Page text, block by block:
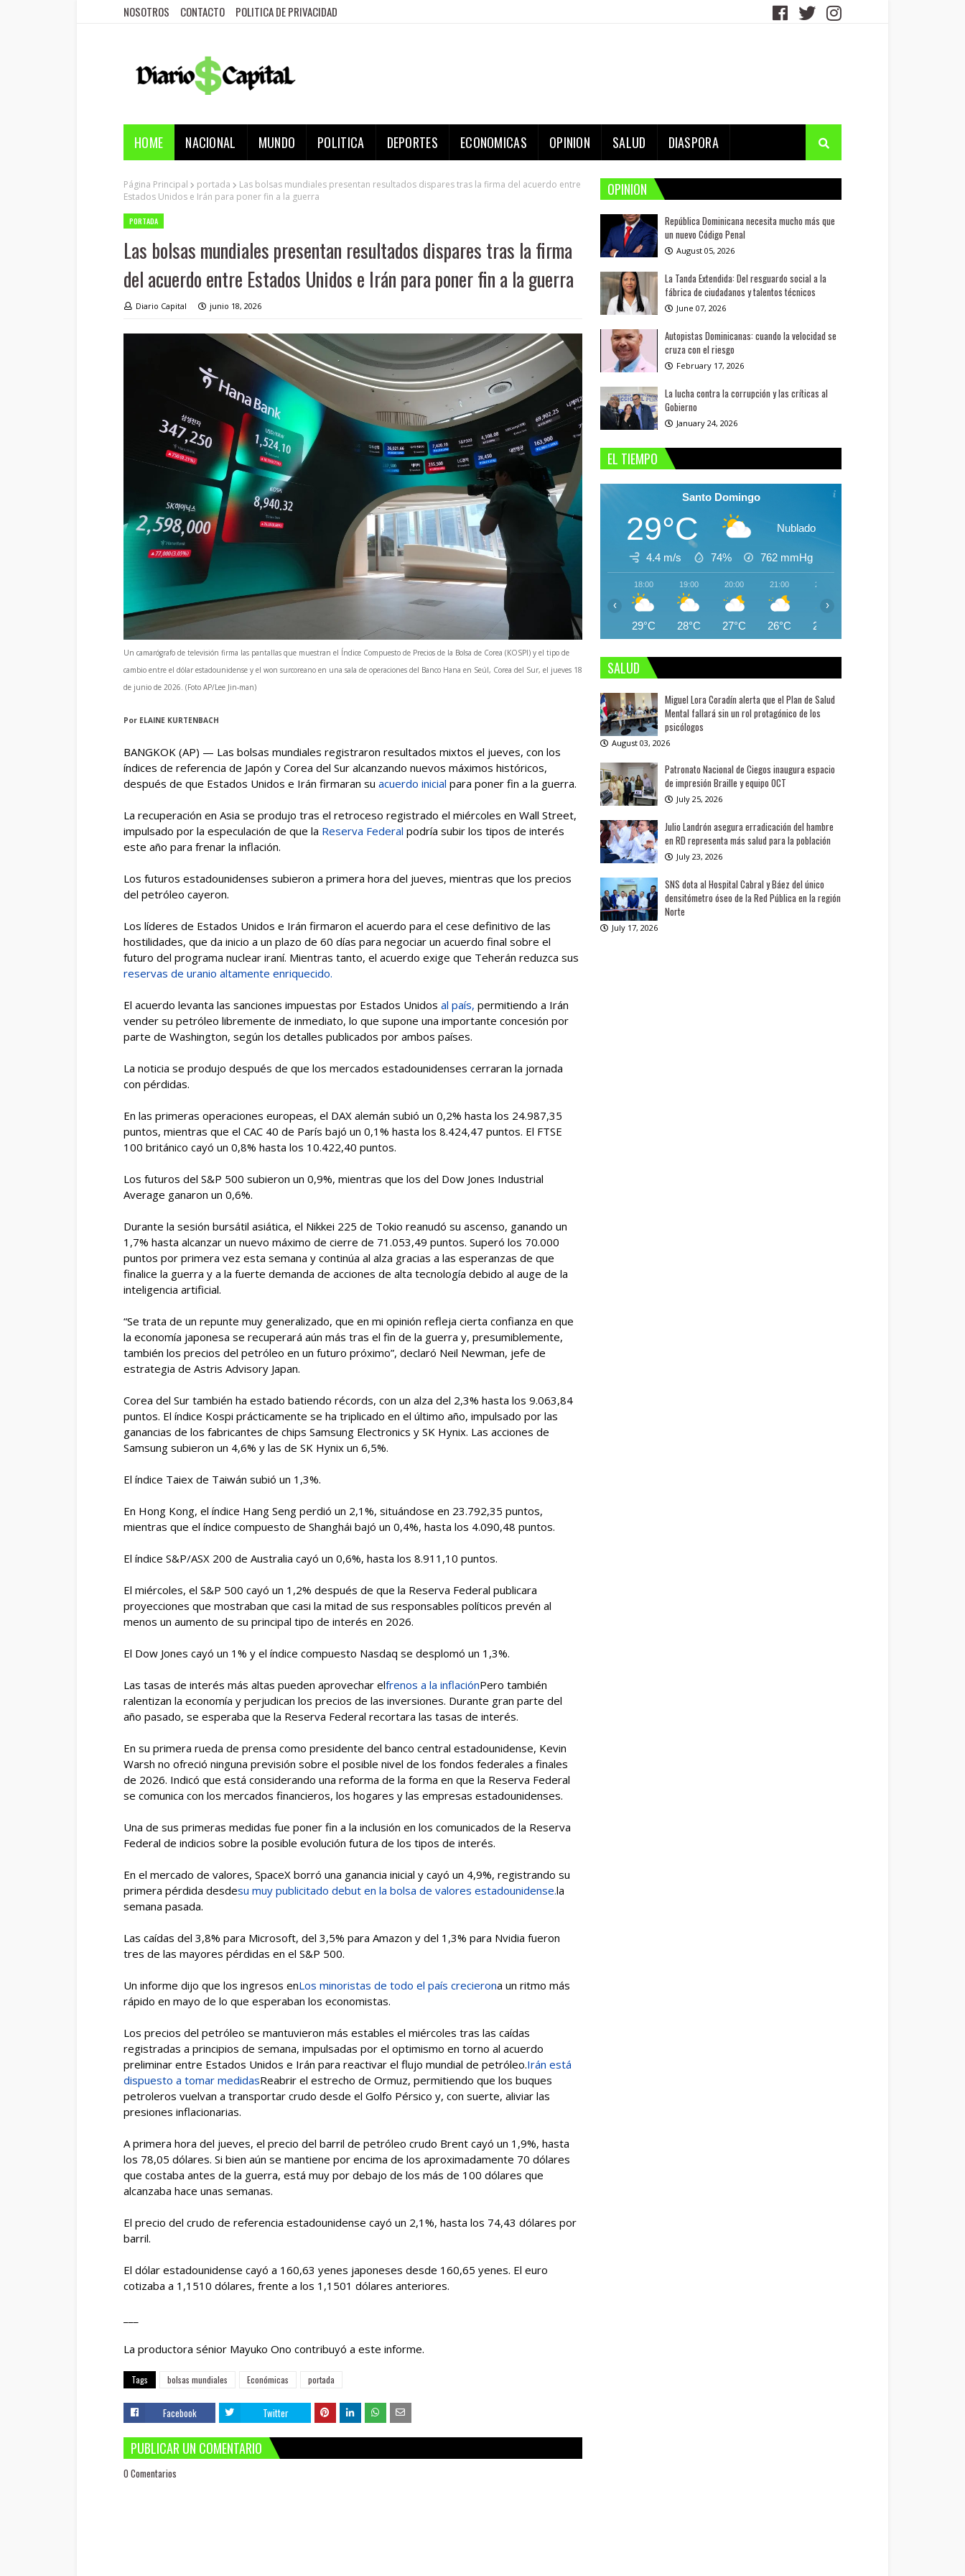
NOSOTROS CONTACTO POLITICA DE PRIVACIDAD
HOME NACIONAL MUNDO POLITICA DEPORTES ECONOMICAS OPINION SALUD DIASPORA
Página Principal portada
Las bolsas mundiales presentan resultados dispares tras la firma del acuerdo entre
Estados Unidos e Irán para poner fin a la guerra
PORTADA
Las bolsas mundiales presentan resultados dispares tras la firma
del acuerdo entre Estados Unidos e Irán para poner fin a la guerra
Diario Capital junio 18, 2026
Un camarógrafo de televisión firma las pantallas que muestran el Índice Compuesto de Precios de la Bolsa de Corea (KOSPI) y el tipo de
cambio entre el dólar estadounidense y el won surcoreano en una sala de operaciones del Banco Hana en Seúl, Corea del Sur, el jueves 18
de junio de 2026. (Foto AP/Lee Jin-man)
Por ELAINE KURTENBACH
BANGKOK (AP) — Las bolsas mundiales registraron resultados mixtos el jueves, con los
índices de referencia de Japón y Corea del Sur alcanzando nuevos máximos históricos,
después de que Estados Unidos e Irán firmaran su acuerdo inicial para poner fin a la guerra.
La recuperación en Asia se produjo tras el retroceso registrado el miércoles en Wall Street,
impulsado por la especulación de que la Reserva Federal podría subir los tipos de interés
este año para frenar la inflación.
Los futuros estadounidenses subieron a primera hora del jueves, mientras que los precios
del petróleo cayeron.
Los líderes de Estados Unidos e Irán firmaron el acuerdo para el cese definitivo de las
hostilidades, que da inicio a un plazo de 60 días para negociar un acuerdo final sobre el
futuro del programa nuclear iraní. Mientras tanto, el acuerdo exige que Teherán reduzca sus
reservas de uranio altamente enriquecido.
El acuerdo levanta las sanciones impuestas por Estados Unidos al país, permitiendo a Irán
vender su petróleo libremente de inmediato, lo que supone una importante concesión por
parte de Washington, según los detalles publicados por ambos países.
La noticia se produjo después de que los mercados estadounidenses cerraran la jornada
con pérdidas.
En las primeras operaciones europeas, el DAX alemán subió un 0,2% hasta los 24.987,35
puntos, mientras que el CAC 40 de París bajó un 0,1% hasta los 8.424,47 puntos. El FTSE
100 británico cayó un 0,8% hasta los 10.422,40 puntos.
Los futuros del S&P 500 subieron un 0,9%, mientras que los del Dow Jones Industrial
Average ganaron un 0,6%.
Durante la sesión bursátil asiática, el Nikkei 225 de Tokio reanudó su ascenso, ganando un
1,7% hasta alcanzar un nuevo máximo de cierre de 71.053,49 puntos. Superó los 70.000
puntos por primera vez esta semana y continúa al alza gracias a las esperanzas de que
finalice la guerra y a la fuerte demanda de acciones de alta tecnología debido al auge de la
inteligencia artificial.
“Se trata de un repunte muy generalizado, que en mi opinión refleja cierta confianza en que
la economía japonesa se recuperará aún más tras el fin de la guerra y, presumiblemente,
también los precios del petróleo en un futuro próximo”, declaró Neil Newman, jefe de
estrategia de Astris Advisory Japan.
Corea del Sur también ha estado batiendo récords, con un alza del 2,3% hasta los 9.063,84
puntos. El índice Kospi prácticamente se ha triplicado en el último año, impulsado por las
ganancias de los fabricantes de chips Samsung Electronics y SK Hynix. Las acciones de
Samsung subieron un 4,6% y las de SK Hynix un 6,5%.
El índice Taiex de Taiwán subió un 1,3%.
En Hong Kong, el índice Hang Seng perdió un 2,1%, situándose en 23.792,35 puntos,
mientras que el índice compuesto de Shanghái bajó un 0,4%, hasta los 4.090,48 puntos.
El índice S&P/ASX 200 de Australia cayó un 0,6%, hasta los 8.911,10 puntos.
El miércoles, el S&P 500 cayó un 1,2% después de que la Reserva Federal publicara
proyecciones que mostraban que casi la mitad de sus responsables políticos prevén al
menos un aumento de su principal tipo de interés en 2026.
El Dow Jones cayó un 1% y el índice compuesto Nasdaq se desplomó un 1,3%.
Las tasas de interés más altas pueden aprovechar elfrenos a la inflaciónPero también
ralentizan la economía y perjudican los precios de las inversiones. Durante gran parte del
año pasado, se esperaba que la Reserva Federal recortara las tasas de interés.
En su primera rueda de prensa como presidente del banco central estadounidense, Kevin
Warsh no ofreció ninguna previsión sobre el posible nivel de los fondos federales a finales
de 2026. Indicó que está considerando una reforma de la forma en que la Reserva Federal
se comunica con los mercados financieros, los hogares y las empresas estadounidenses.
Una de sus primeras medidas fue poner fin a la inclusión en los comunicados de la Reserva
Federal de indicios sobre la posible evolución futura de los tipos de interés.
En el mercado de valores, SpaceX borró una ganancia inicial y cayó un 4,9%, registrando su
primera pérdida desdesu muy publicitado debut en la bolsa de valores estadounidense.la
semana pasada.
Las caídas del 3,8% para Microsoft, del 3,5% para Amazon y del 1,3% para Nvidia fueron
tres de las mayores pérdidas en el S&P 500.
Un informe dijo que los ingresos enLos minoristas de todo el país crecierona un ritmo más
rápido en mayo de lo que esperaban los economistas.
Los precios del petróleo se mantuvieron más estables el miércoles tras las caídas
registradas a principios de semana, impulsadas por el optimismo en torno al acuerdo
preliminar entre Estados Unidos e Irán para reactivar el flujo mundial de petróleo.Irán está
dispuesto a tomar medidasReabrir el estrecho de Ormuz, permitiendo que los buques
petroleros vuelvan a transportar crudo desde el Golfo Pérsico y, con suerte, aliviar las
presiones inflacionarias.
A primera hora del jueves, el precio del barril de petróleo crudo Brent cayó un 1,9%, hasta
los 78,05 dólares. Si bien aún se mantiene por encima de los aproximadamente 70 dólares
que costaba antes de la guerra, está muy por debajo de los más de 100 dólares que
alcanzaba hace unas semanas.
El precio del crudo de referencia estadounidense cayó un 2,1%, hasta los 74,43 dólares por
barril.
El dólar estadounidense cayó a 160,63 yenes japoneses desde 160,65 yenes. El euro
cotizaba a 1,1510 dólares, frente a los 1,1501 dólares anteriores.
La productora sénior Mayuko Ono contribuyó a este informe.
Tags bolsas mundiales Económicas portada
Facebook Twitter
PUBLICAR UN COMENTARIO
0 Comentarios
OPINION
República Dominicana necesita mucho más que
un nuevo Código Penal
August 05, 2026
La Tanda Extendida: Del resguardo social a la
fábrica de ciudadanos y talentos técnicos
June 07, 2026
Autopistas Dominicanas: cuando la velocidad se
cruza con el riesgo
February 17, 2026
La lucha contra la corrupción y las críticas al
Gobierno
January 24, 2026
EL TIEMPO
Santo Domingo
29°C Nublado
4.4 m/s 74% 762 mmHg
18:00
29°C
19:00
28°C
20:00
27°C
21:00
26°C
22:00
26°C
‹ ›
SALUD
Miguel Lora Coradín alerta que el Plan de Salud
Mental fallará sin un rol protagónico de los
psicólogos
August 03, 2026
Patronato Nacional de Ciegos inaugura espacio
de impresión Braille y equipo OCT
July 25, 2026
Julio Landrón asegura erradicación del hambre
en RD representa más salud para la población
July 23, 2026
SNS dota al Hospital Cabral y Báez del único
densitómetro óseo de la Red Pública en la región
Norte
July 17, 2026